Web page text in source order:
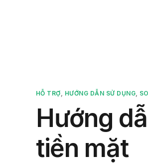
HỖ TRỢ, HƯỚNG DẪN SỬ DỤNG,
Hướng
tiền mặt